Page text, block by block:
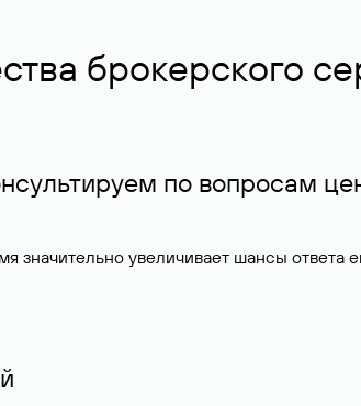
брокерского
по вопросам
значительно увеличивает шансы